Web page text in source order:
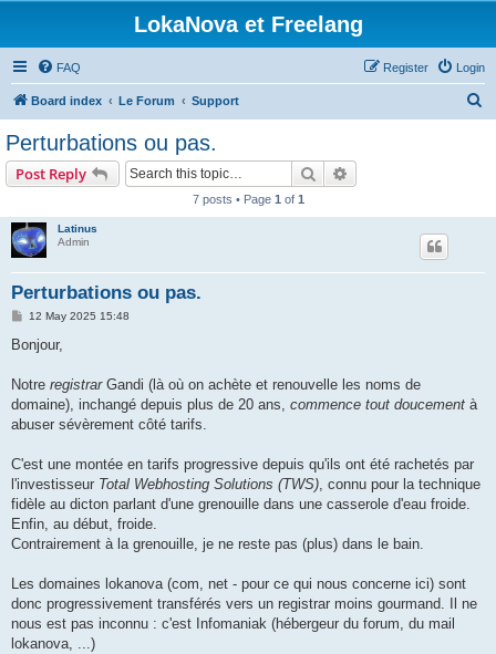
LokaNova et Freelang
FAQ Login
Register
Board index Le Forum Support
Perturbations ou pas.
Post Reply Search
7 posts • Page 1 of 1
Latinus
Admin
Perturbations ou pas.
P
s
12 May 2025 15:48
Bonjour,
Notre registrarGandi (là où on achète et renouvelle les noms de
domaine), inchangé depuis plus de 20 ans, commence tout doucement à
abuser sévèrement côté tarifs.
C'est une montée en tarifs progressive depuis qu'ils ont été rachetés par
l'investisseur Total Webhosting Solutions (TWS), connu pour la technique
fidèle au dicton parlant d'une grenouille dans une casserole d'eau froide.
Enfin, au début, froide.
Contrairement à la grenouille, je ne reste pas (plus) dans le bain.
Les domaines lokanova (com, net - pour ce qui nous concerne ici) sont
donc progressivement transférés vers un registrar moins gourmand. Il ne
nous est pas inconnu : c'est Infomaniak (hébergeur du forum, du mail
lokanova, ...)